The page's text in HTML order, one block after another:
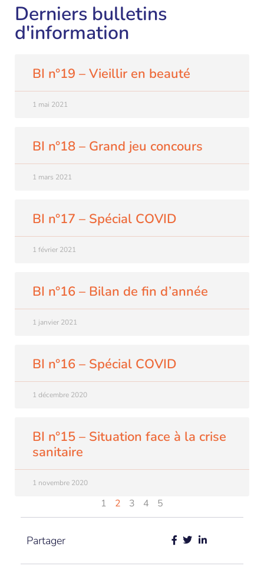
Derniers bulletins
d'information
BI n°19 – Vieillir en beauté
1 mai 2021
BI n°18 – Grand jeu concours
1 mars 2021
BI n°17 – Spécial COVID
1 février 2021
BI n°16 – Bilan de fin d’année
1 janvier 2021
BI n°16 – Spécial COVID
1 décembre 2020
BI n°15 – Situation face à la crise
sanitaire
1 novembre 2020
1 2 3 4 5
Partager